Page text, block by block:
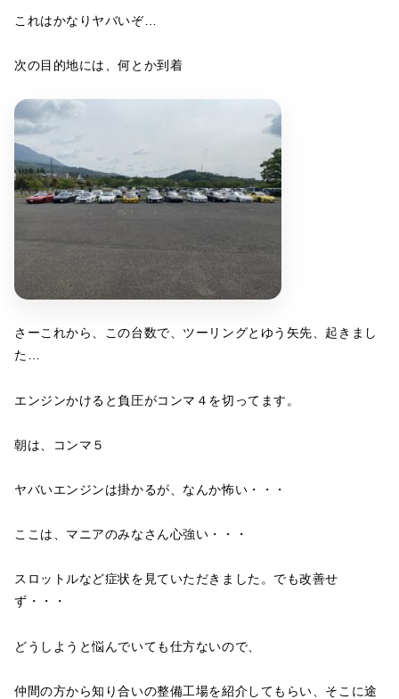
これはかなりヤバいぞ…
次の目的地には、何とか到着
さーこれから、この台数で、ツーリングとゆう矢先、起きまし
た…
エンジンかけると負圧がコンマ４を切ってます。
朝は、コンマ５
ヤバいエンジンは掛かるが、なんか怖い・・・
ここは、マニアのみなさん心強い・・・
スロットルなど症状を見ていただきました。でも改善せ
ず・・・
どうしようと悩んでいても仕方ないので、
仲間の方から知り合いの整備工場を紹介してもらい、そこに途